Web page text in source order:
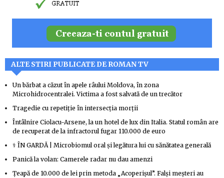
ALTE STIRI PUBLICATE DE ROMAN TV
Un bărbat a căzut în apele râului Moldova, în zona
Microhidrocentralei. Victima a fost salvată de un trecător
Tragedie cu repetiție în intersecția morții
Întâlnire Ciolacu-Arsene, la un hotel de lux din Italia. Statul român are
de recuperat de la infractorul fugar 110.000 de euro
⚕️ ÎN GARDĂ | Microbiomul oral și legătura lui cu sănătatea generală
Panică la volan: Camerele radar nu dau amenzi
Țeapă de 10.000 de lei prin metoda „Acoperișul”. Falși meșteri au